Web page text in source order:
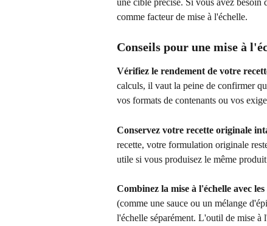
comme facteur de mise à l'échelle.
Conseils pour une mise à
Vérifiez le rendement de votre
calculs, il vaut la peine de confirmer
vos formats de contenants ou vos
Conservez votre recette originale
recette, votre formulation originale
utile si vous produisez le même
Combinez la mise à l'échelle avec les
(comme une sauce ou un mélange
l'échelle séparément. L'outil de mise à